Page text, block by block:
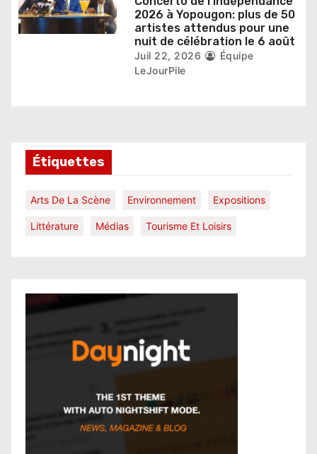
2026 à Yopougon: plus de 50
artistes attendus pour une
nuit de célébration le 6 août
Juil 22, 2026
Équipe
LeJourPile
Étiquettes
Arts De La Scène Environnement Expositions
Littérature Médias Tourisme Et Loisirs